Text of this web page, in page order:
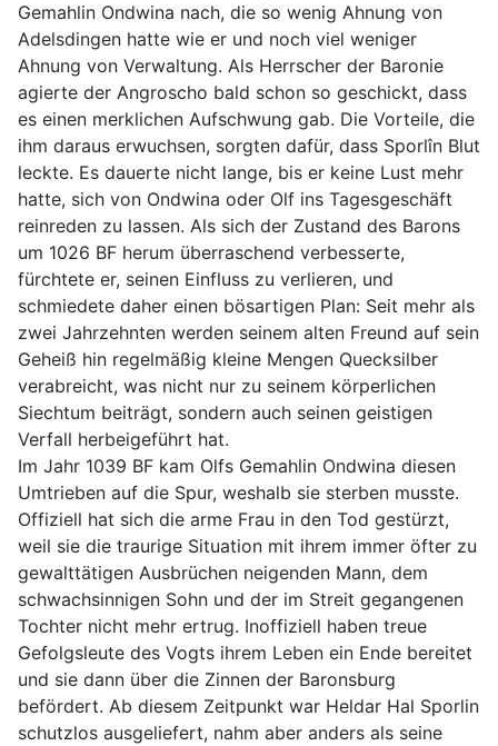
Gemahlin Ondwina nach, die so wenig Ahnung von
Adelsdingen hatte wie er und noch viel weniger
Ahnung von Verwaltung. Als Herrscher der Baronie
agierte der Angroscho bald schon so geschickt, dass
es einen merklichen Aufschwung gab. Die Vorteile, die
ihm daraus erwuchsen, sorgten dafür, dass Sporlîn Blut
leckte. Es dauerte nicht lange, bis er keine Lust mehr
hatte, sich von Ondwina oder Olf ins Tagesgeschäft
reinreden zu lassen. Als sich der Zustand des Barons
um 1026 BF herum überraschend verbesserte,
fürchtete er, seinen Einfluss zu verlieren, und
schmiedete daher einen bösartigen Plan: Seit mehr als
zwei Jahrzehnten werden seinem alten Freund auf sein
Geheiß hin regelmäßig kleine Mengen Quecksilber
verabreicht, was nicht nur zu seinem körperlichen
Siechtum beiträgt, sondern auch seinen geistigen
Verfall herbeigeführt hat.
Im Jahr 1039 BF kam Olfs Gemahlin Ondwina diesen
Umtrieben auf die Spur, weshalb sie sterben musste.
Offiziell hat sich die arme Frau in den Tod gestürzt,
weil sie die traurige Situation mit ihrem immer öfter zu
gewalttätigen Ausbrüchen neigenden Mann, dem
schwachsinnigen Sohn und der im Streit gegangenen
Tochter nicht mehr ertrug. Inoffiziell haben treue
Gefolgsleute des Vogts ihrem Leben ein Ende bereitet
und sie dann über die Zinnen der Baronsburg
befördert. Ab diesem Zeitpunkt war Heldar Hal Sporlin
schutzlos ausgeliefert, nahm aber anders als seine